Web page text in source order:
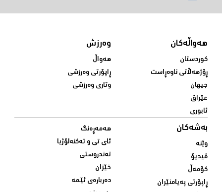
هەواڵەکان
کوردستان
ڕۆژهەڵاتی ناوەڕاست
جیهان
عێراق
ئابوری
وەرزش
هەواڵ
ڕاپۆرتی وەرزشی
وتاری وەرزشی
بەشەکان
وێنە
ڤیدیۆ
کۆمەڵ
ڕاپۆرتی پەیامنێران
هەمەڕەنگ
ئای تی و تەکنەلۆژیا
تەندروستی
خێزان
دەربارەی ئێمە